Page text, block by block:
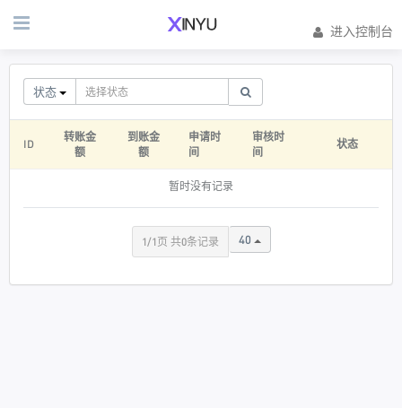
进入控制台
状态
ID
转账金
额
到账金
额
申请时
间
审核时
间
状态
暂时没有记录
1/1页 共0条记录 40